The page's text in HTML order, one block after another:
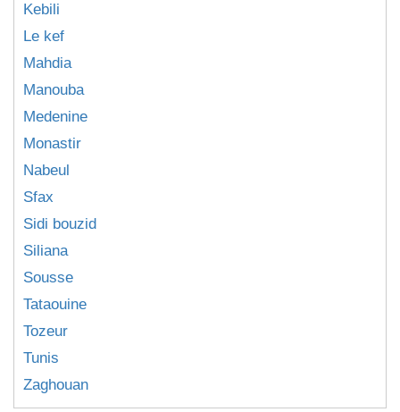
Kebili
Le kef
Mahdia
Manouba
Medenine
Monastir
Nabeul
Sfax
Sidi bouzid
Siliana
Sousse
Tataouine
Tozeur
Tunis
Zaghouan